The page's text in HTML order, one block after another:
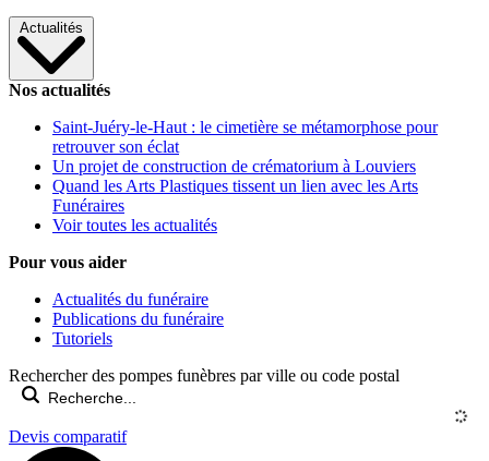
Actualités
Nos actualités
Saint-Juéry-le-Haut : le cimetière se métamorphose pour
retrouver son éclat
Un projet de construction de crématorium à Louviers
Quand les Arts Plastiques tissent un lien avec les Arts
Funéraires
Voir toutes les actualités
Pour vous aider
Actualités du funéraire
Publications du funéraire
Tutoriels
Rechercher des pompes funèbres par ville ou code postal
Devis comparatif